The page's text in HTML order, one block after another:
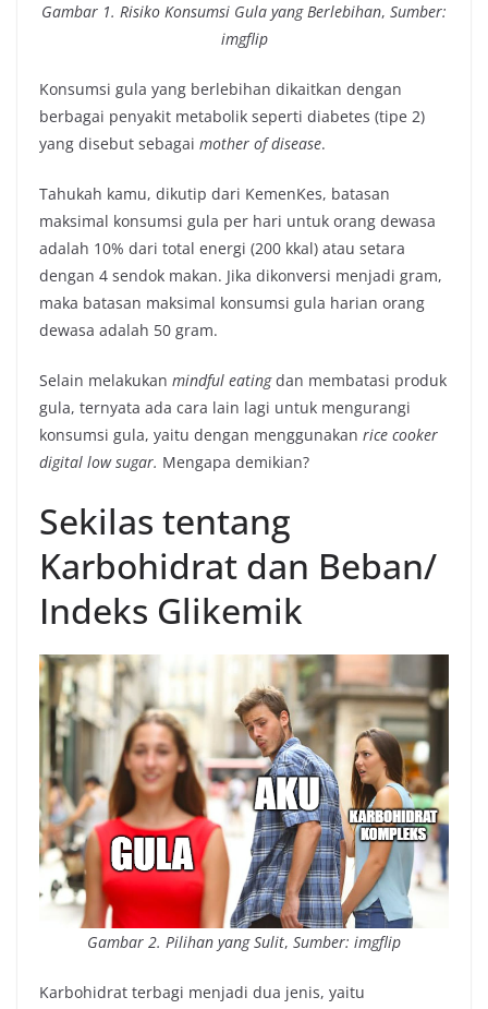
Gambar 1. Risiko Konsumsi Gula yang Berlebihan, Sumber:
imgflip
Konsumsi gula yang berlebihan dikaitkan dengan
berbagai penyakit metabolik seperti diabetes (tipe 2)
yang disebut sebagai mother of disease.
Tahukah kamu, dikutip dari KemenKes, batasan
maksimal konsumsi gula per hari untuk orang dewasa
adalah 10% dari total energi (200 kkal) atau setara
dengan 4 sendok makan. Jika dikonversi menjadi gram,
maka batasan maksimal konsumsi gula harian orang
dewasa adalah 50 gram.
Selain melakukan mindful eatingdan membatasi produk
gula, ternyata ada cara lain lagi untuk mengurangi
konsumsi gula, yaitu dengan menggunakan rice cooker
digital low sugar. Mengapa demikian?
Sekilas tentang
Karbohidrat dan Beban/
Indeks Glikemik
Gambar 2. Pilihan yang Sulit, Sumber: imgflip
Karbohidrat terbagi menjadi dua jenis, yaitu